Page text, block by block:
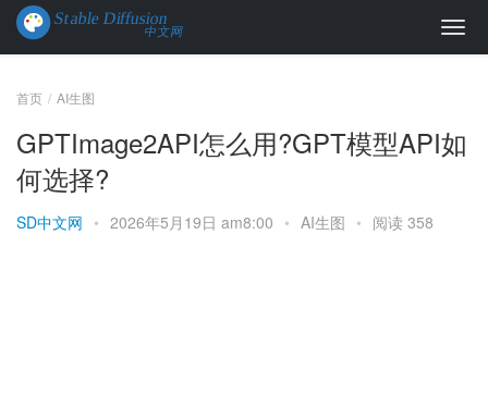
首页 AI生图
GPTImage2API怎么用?GPT模型API如
何选择?
SD中文网 • 2026年5月19日 am8:00 • AI生图 • 阅读 358